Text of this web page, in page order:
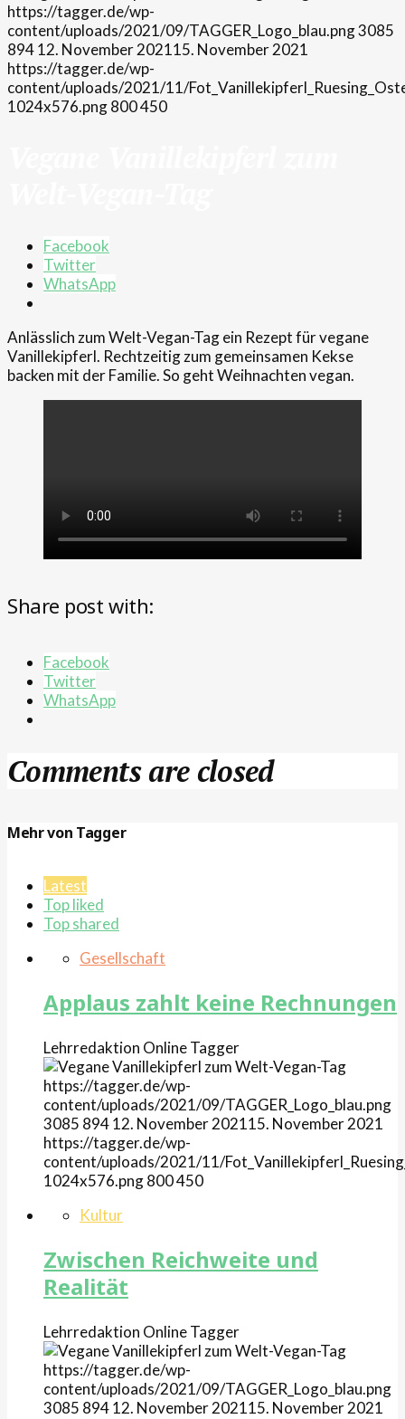
https://tagger.de/wp-
content/uploads/2021/09/TAGGER_Logo_blau.png3085
89412. November 202115. November 2021
https://tagger.de/wp-
content/uploads/2021/11/
1024x576.png800450
Facebook
Twitter
WhatsApp
Anlässlich zum Welt-Vegan-Tag ein Rezept für vegane
Vanillekipferl. Rechtzeitig zum gemeinsamen Kekse
backen mit der Familie. So geht Weihnachten vegan.
Share post with:
Facebook
Twitter
WhatsApp
Comments are closed
Mehr von Tagger
Latest
Top liked
Top shared
Gesellschaft
Applaus zahlt keine Rechnungen
Lehrredaktion OnlineTagger
https://tagger.de/wp-
content/uploads/2021/09/TAGGER_Logo_blau.png
3085 89412. November 202115. November 2021
https://tagger.de/wp-
content/uploads/2021/11/
1024x576.png800450
Kultur
Zwischen Reichweite und
Realität
Lehrredaktion OnlineTagger
https://tagger.de/wp-
content/uploads/2021/09/TAGGER_Logo_blau.png
3085 89412. November 202115. November 2021